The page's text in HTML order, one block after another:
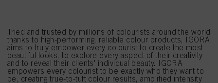
Tried and trusted by millions of colourists around the world
thanks to high-performing, reliable colour products, IGORA
aims to truly empower every colourist to create the most
beautiful looks, to explore every aspect of their creativity
and to reveal their clients' individual beauty. IGORA
empowers every colourist to be exactly who they want to
be, creating true-to-tuft colour results, amplified intensity